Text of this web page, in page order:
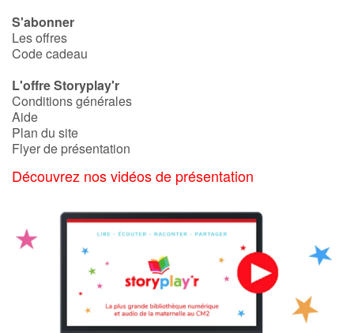
S'abonner
Les offres
Code cadeau
L'offre Storyplay'r
Conditions générales
Aide
Plan du site
Flyer de présentation
Découvrez nos vidéos de présentation